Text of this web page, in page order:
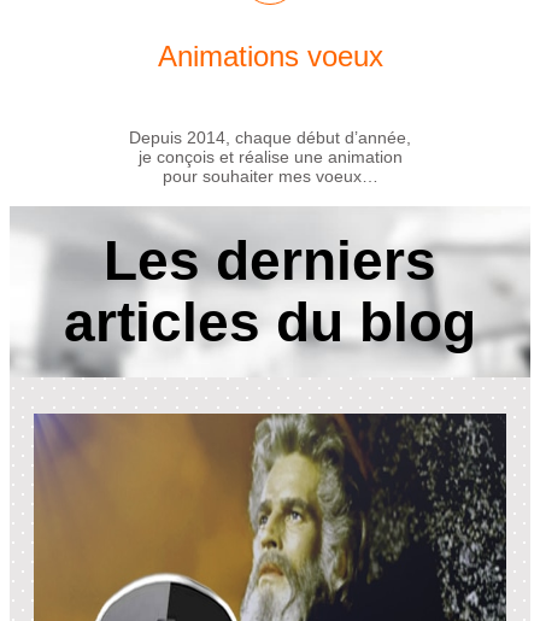
Animations voeux
Depuis 2014, chaque début d’année,
je conçois et réalise une animation
pour souhaiter mes voeux…
Les derniers
articles du blog